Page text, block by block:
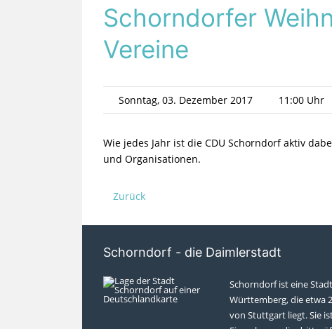
Schorndorfer
Vereine
Sonntag, 03. Dezember 2017 11:00 Uhr
Wie jedes Jahr ist die CDU Schorndorf aktiv
und Organisationen.
Zurück
Schorndorf - die Daimlerstadt
Schorndorf ist eine
Württemberg, die etwa
von Stuttgart liegt. Sie